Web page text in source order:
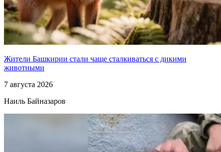
Жители Башкирии стали чаще сталкиваться с дикими
животными
7 августа 2026
Наиль Байназаров